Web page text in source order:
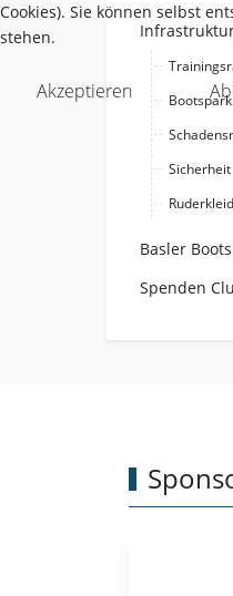
Bootspark
Sicherheit
Basler
Spenden
Cookies). Sie können selbst
stehen.
Akzeptieren